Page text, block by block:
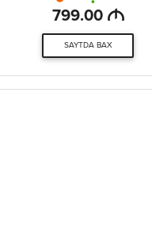
799.00 M
SAYTDA BAX